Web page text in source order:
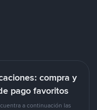
compra y
pago favoritos
a continuación las